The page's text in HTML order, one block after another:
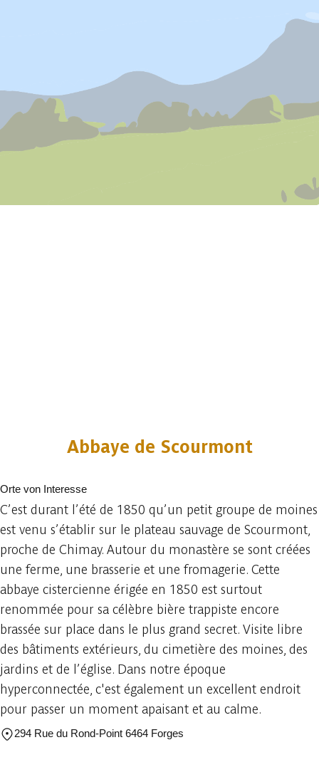
Abbaye de Scourmont
Orte von Interesse
C’est durant l’été de 1850 qu’un petit groupe de moines
est venu s’établir sur le plateau sauvage de Scourmont,
proche de Chimay. Autour du monastère se sont créées
une ferme, une brasserie et une fromagerie. Cette
abbaye cistercienne érigée en 1850 est surtout
renommée pour sa célèbre bière trappiste encore
brassée sur place dans le plus grand secret. Visite libre
des bâtiments extérieurs, du cimetière des moines, des
jardins et de l’église. Dans notre époque
hyperconnectée, c'est également un excellent endroit
pour passer un moment apaisant et au calme.
294 Rue du Rond-Point 6464 Forges